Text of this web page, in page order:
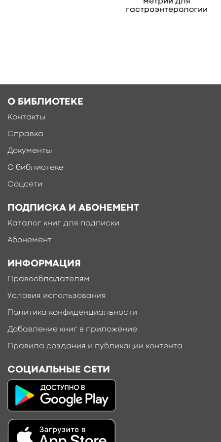
Ещё больше материалов послерегистрации
метрии для
гастроэнтерологии
О БИБЛИОТЕКЕ
Контакты
Справка
Документы
О библиотеке
Соцсети
ПОДПИСКА И АБОНЕМЕНТ
Каталог книг для подписки
Абонемент
ИНФОРМАЦИЯ
Правообладателям
Условия использования
Политика конфиденциальности
Добавление книг в приложение
Правила создания и публикации контента
СОЦИАЛЬНЫЕ СЕТИ